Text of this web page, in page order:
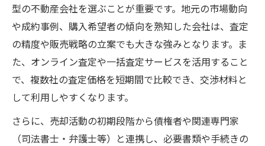
型の不動産会社を選ぶことが重要です。地元の市場動向
や成約事例、購入希望者の傾向を熟知した会社は、査定
の精度や販売戦略の立案でも大きな強みとなります。ま
た、オンライン査定や一括査定サービスを活用すること
で、複数社の査定価格を短期間で比較でき、交渉材料と
して利用しやすくなります。
さらに、売却活動の初期段階から債権者や関連専門家
（司法書士・弁護士等）と連携し、必要書類や手続きの